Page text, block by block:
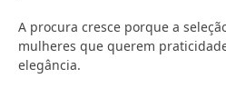
A procura cresce porque a
mulheres que querem
elegância.